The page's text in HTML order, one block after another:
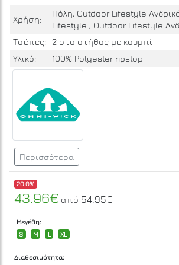
Χρήση:
Πόλη, Outdoor Lifestyle
Lifestyle , Outdoor Lifestyle
Τσέπες:
2 στο στήθος με κουμπί
Υλικό:
100% Polyester ripstop
Περισσότερα
20.0%
43.96€ από 54.95€
Μεγέθη:
S
M L XL
Διαθεσιμότητα: